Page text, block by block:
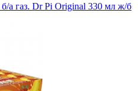
а газ. Dr Pi Original 330 мл ж/б